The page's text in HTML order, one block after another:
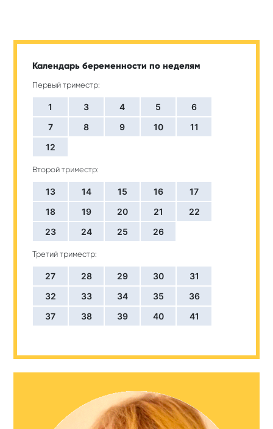
Календарь беременности по неделям
Первый триместр:
1 3 4 5
6
7
8 9 10
11
12
Второй триместр:
13 14 15 16
17
18
19 20 21
22
23
24 25 26
Третий триместр:
27 28 29 30
31
32
33 34 35
36
37
38 39 40 41